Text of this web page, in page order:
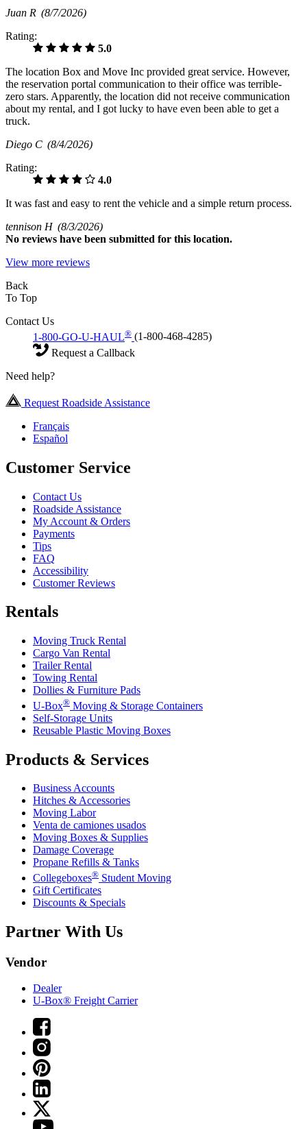
Juan R (8/7/2026)
Rating:
5.0
The location Box and Move Inc provided great service. However,
the reservation portal communication to their office was terrible-
zero stars. Apparently, the location did not receive communication
about my rental, and I got lucky to have even been able to get a
truck.
Diego C (8/4/2026)
Rating:
4.0
It was fast and easy to rent the vehicle and a simple return process.
tennison H (8/3/2026)
No reviews have been submitted for this location.
View more reviews
Back
To Top
Contact Us
1-800-GO-U-HAUL® (1-800-468-4285)
Request a Callback
Need help?
Request Roadside Assistance
Français
Español
Customer Service
Contact Us
Roadside Assistance
My Account & Orders
Payments
Tips
FAQ
Accessibility
Customer Reviews
Rentals
Moving Truck Rental
Cargo Van Rental
Trailer Rental
Towing Rental
Dollies & Furniture Pads
U-Box® Moving & Storage Containers
Self-Storage Units
Reusable Plastic Moving Boxes
Products & Services
Business Accounts
Hitches & Accessories
Moving Labor
Venta de camiones usados
Moving Boxes & Supplies
Damage Coverage
Propane Refills & Tanks
Collegeboxes® Student Moving
Gift Certificates
Discounts & Specials
Partner With Us
Vendor
Dealer
U-Box® Freight Carrier